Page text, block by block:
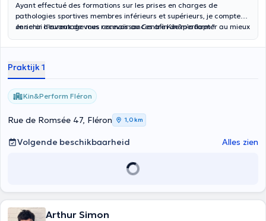
Ayant effectué des formations sur les prises en charges de
pathologies sportives membres inférieurs et supérieurs, je compte
enrichir d'avantage mes connaissances afin de m’adapter au mieux
Je serai heureux de vous recevoir au Centre Kin&perform."
Praktijk 1
Kin&Perform Fléron
Rue de Romsée 47, Fléron 1,0 km
Volgende beschikbaarheid Alles zien
Arthur Simon